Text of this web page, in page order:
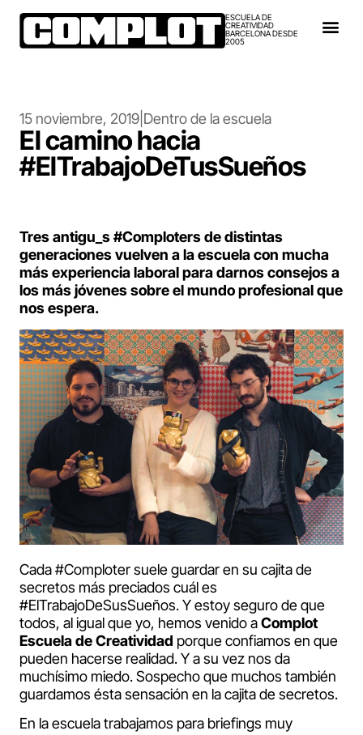
ESCUELA DE
CREATIVIDAD
BARCELONA DESDE
2005
15 noviembre, 2019 Dentro de la escuela
El camino hacia
#ElTrabajoDeTusSueños
Tres antigu_s #Comploters de distintas
generaciones vuelven a la escuela con mucha
más experiencia laboral para darnos consejos a
los más jóvenes sobre el mundo profesional que
nos espera.
Cada #Comploter suele guardar en su cajita de
secretos más preciados cuál es
#ElTrabajoDeSusSueños. Y estoy seguro de que
todos, al igual que yo, hemos venido aComplot
Escuela de Creatividad porque confiamos en que
pueden hacerse realidad. Y a su vez nos da
muchísimo miedo. Sospecho que muchos también
guardamos ésta sensación en la cajita de secretos.
En la escuela trabajamos para briefings muy